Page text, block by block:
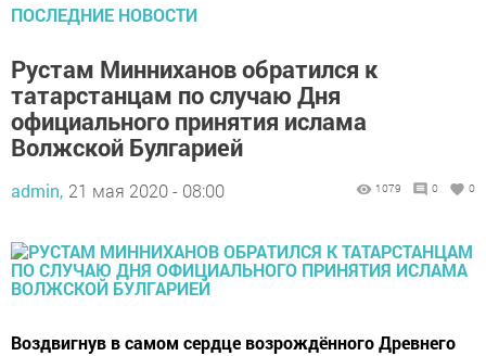
ПОСЛЕДНИЕ НОВОСТИ
Рустам Минниханов обратился к
татарстанцам по случаю Дня
официального принятия ислама
Волжской Булгарией
admin, 21 мая 2020 - 08:00 1079 0 0
Воздвигнув в самом сердце возрождённого Древнего